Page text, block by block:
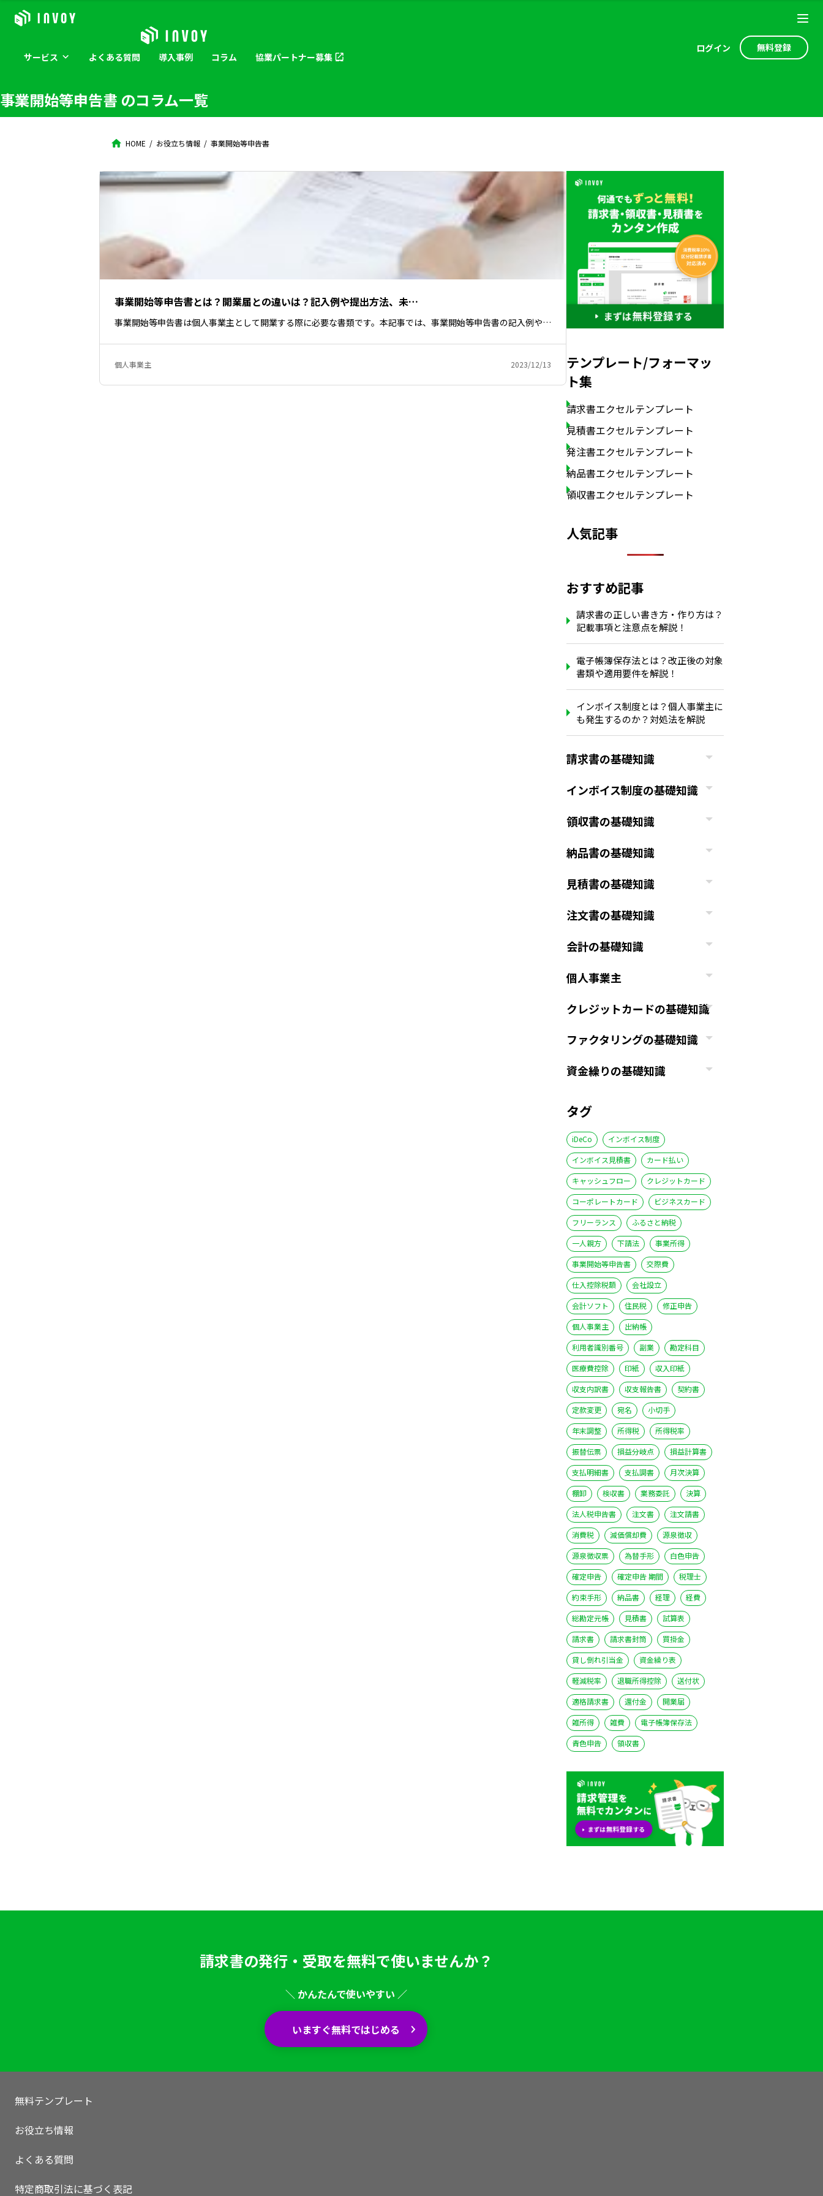
サービス よくある質問 導入事例 コラム 協業パートナー募集
ログイン 無料登録
事業開始等申告書 のコラム一覧
HOME お役立ち情報 事業開始等申告書
事業開始等申告書とは？開業届との違いは？記入例や提出方法、未…
事業開始等申告書は個人事業主として開業する際に必要な書類です。本記事では、事業開始等申告書の記入例や…
個人事業主 2023/12/13
テンプレート/フォーマッ
ト集
請求書エクセルテンプレート
見積書エクセルテンプレート
発注書エクセルテンプレート
納品書エクセルテンプレート
領収書エクセルテンプレート
人気記事
おすすめ記事
請求書の正しい書き方・作り方は？
記載事項と注意点を解説！
電子帳簿保存法とは？改正後の対象
書類や適用要件を解説！
インボイス制度とは？個人事業主に
も発生するのか？対処法を解説
請求書の基礎知識
インボイス制度の基礎知識
領収書の基礎知識
納品書の基礎知識
見積書の基礎知識
注文書の基礎知識
会計の基礎知識
個人事業主
クレジットカードの基礎知識
ファクタリングの基礎知識
資金繰りの基礎知識
タグ
iDeCo
インボイス制度
インボイス見積書
カード払い
キャッシュフロー
クレジットカード
コーポレートカード
ビジネスカード
フリーランス
ふるさと納税
一人親方
下請法
事業所得
事業開始等申告書
交際費
仕入控除税額
会社設立
会計ソフト
住民税
修正申告
個人事業主
出納帳
利用者識別番号
副業
勘定科目
医療費控除
印紙
収入印紙
収支内訳書
収支報告書
契約書
定款変更
宛名
小切手
年末調整
所得税
所得税率
振替伝票
損益分岐点
損益計算書
支払明細書
支払調書
月次決算
棚卸
検収書 業務委託
決算
法人税申告書
注文書
注文請書
消費税
減価償却費
源泉徴収
源泉徴収票
為替手形
白色申告
確定申告
確定申告 期間
税理士
約束手形
納品書 経理
経費
総勘定元帳
見積書
試算表
請求書
請求書封筒
買掛金
貸し倒れ引当金
資金繰り表
軽減税率
退職所得控除
送付状
適格請求書
還付金
開業届
雑所得
雑費
電子帳簿保存法
青色申告
領収書
請求書の発行・受取を無料で使いませんか？
＼ かんたんで使いやすい ／
いますぐ無料ではじめる
無料テンプレート
お役立ち情報
よくある質問
特定商取引法に基づく表記